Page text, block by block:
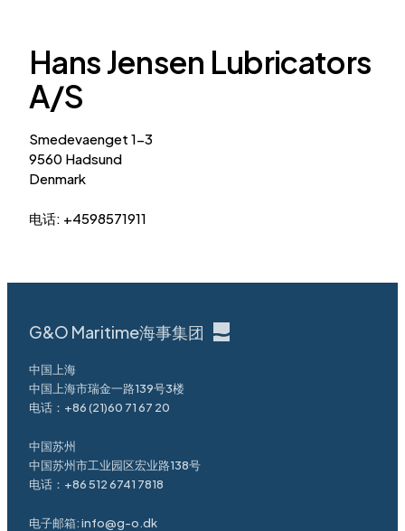
Hans Jensen Lubricators
A/S
Smedevaenget 1-3
9560 Hadsund
Denmark
电话: +4598571911
G&O Maritime海事集团
中国上海
中国上海市瑞金一路139号3楼
电话： +86 (21)60 71 67 20
中国苏州
中国苏州市工业园区宏业路138号
电话： +86 512 6741 7818
电子邮箱:info@g-o.dk